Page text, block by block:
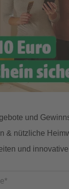
und
& nützliche
und